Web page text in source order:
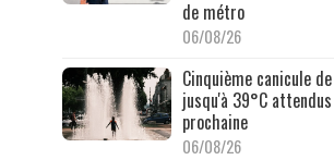
de métro
06/08/26
Cinquième canicule
jusqu'à 39°C
prochaine
06/08/26